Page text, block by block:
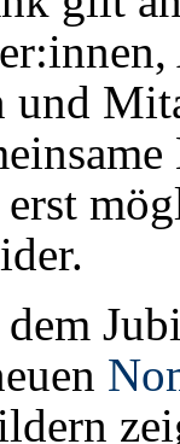
und